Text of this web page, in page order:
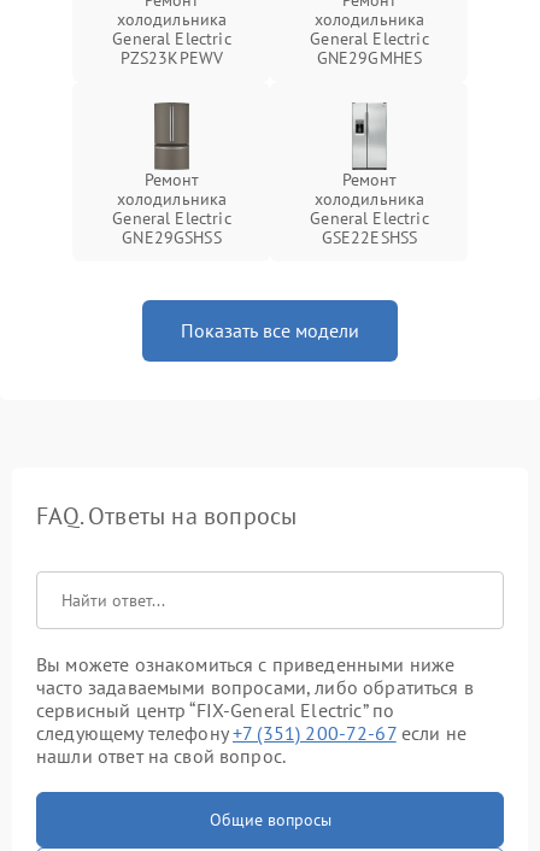
холодильника
General Electric
PZS23KPEWV
холодильника
General Electric
GNE29GMHES
Ремонт
холодильника
General Electric
GNE29GSHSS
Ремонт
холодильника
General Electric
GSE22ESHSS
Показать все модели
FAQ. Ответы на вопросы
Вы можете ознакомиться с приведенными ниже
часто задаваемыми вопросами, либо обратиться в
сервисный центр “FIX-General Electric” по
следующему телефону+7 (351) 200-72-67если не
нашли ответ на свой вопрос.
Общие вопросы